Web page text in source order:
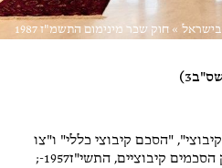
בישראל »חוק שכר מינימום התשמ"ז 1987
"הסכם קיבוצי כללי" ו"צו
קיבוציים, התשי"ז1957-;